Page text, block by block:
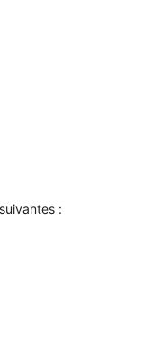
: